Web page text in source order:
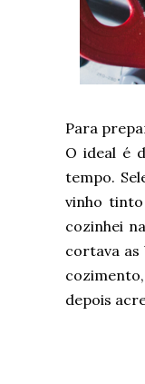
Para
O ideal é
tempo.
vinho
cozinhei
cortava as
depois